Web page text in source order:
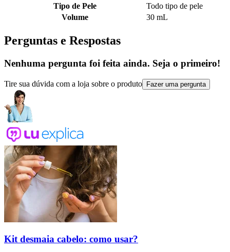
Tipo de Pele
Todo tipo de pele
Volume
30 mL
Perguntas e Respostas
Nenhuma pergunta foi feita ainda. Seja o primeiro!
Tire sua dúvida com a loja sobre o produto Fazer uma pergunta
Kit desmaia cabelo: como usar?